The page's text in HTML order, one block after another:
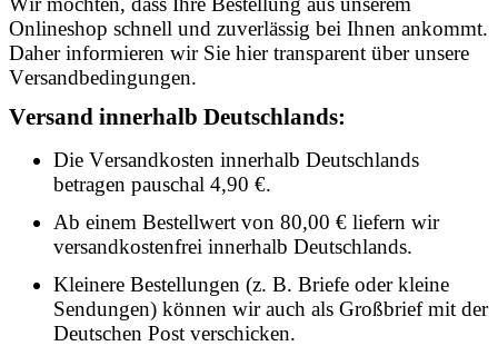
Onlineshop schnell und zuverlässig bei Ihnen ankommt.
Daher informieren wir Sie hier transparent über unsere
Versandbedingungen.
Versand innerhalb Deutschlands:
Die Versandkosten innerhalb Deutschlands
betragen pauschal 4,90 €.
Ab einem Bestellwert von 80,00 € liefern wir
versandkostenfrei innerhalb Deutschlands.
Kleinere Bestellungen (z. B. Briefe oder kleine
Sendungen) können wir auch als Großbrief mit der
Deutschen Post verschicken.